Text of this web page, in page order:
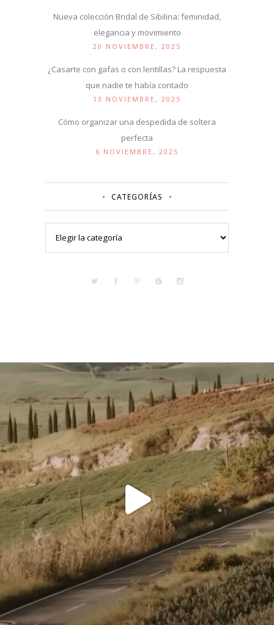
Nueva colección Bridal de Sibilina: feminidad,
elegancia y movimiento
20 NOVIEMBRE, 2025
¿Casarte con gafas o con lentillas? La respuesta
que nadie te había contado
13 NOVIEMBRE, 2025
Cómo organizar una despedida de soltera
perfecta
6 NOVIEMBRE, 2025
CATEGORÍAS